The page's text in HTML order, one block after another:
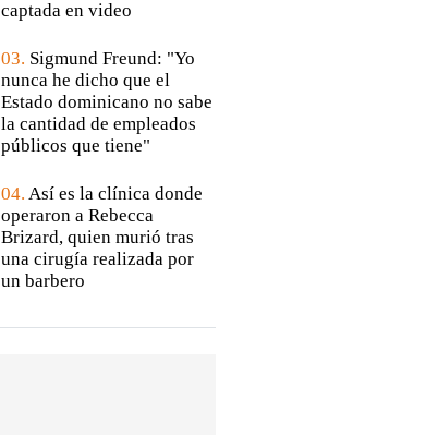
captada en video
03. Sigmund Freund: "Yo
nunca he dicho que el
Estado dominicano no sabe
la cantidad de empleados
públicos que tiene"
04. Así es la clínica donde
operaron a Rebecca
Brizard, quien murió tras
una cirugía realizada por
un barbero